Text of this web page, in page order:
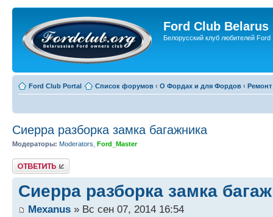
Ford Club Belarus
Белорусский клуб любителей Ford
Ford Club Portal Список форумов ‹ О Фордах и для Фордов ‹
Сиерра разборка замка багажника
Модераторы: Moderators Ford_Master
Ответить
Сиерра разборка замка
Mexanus » Вс сен 07, 2014 16:54